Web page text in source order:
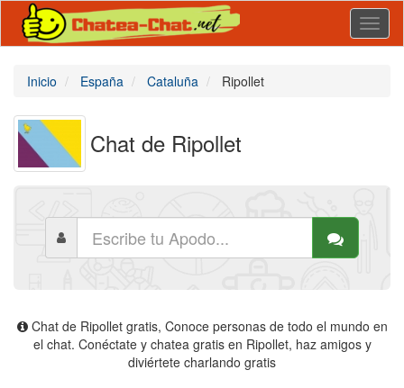
Inicio España Cataluña Ripollet
Chat de Ripollet
Chat de Ripollet gratis, Conoce personas de todo el mundo en
el chat. Conéctate y chatea gratis en Ripollet, haz amigos y
diviértete charlando gratis